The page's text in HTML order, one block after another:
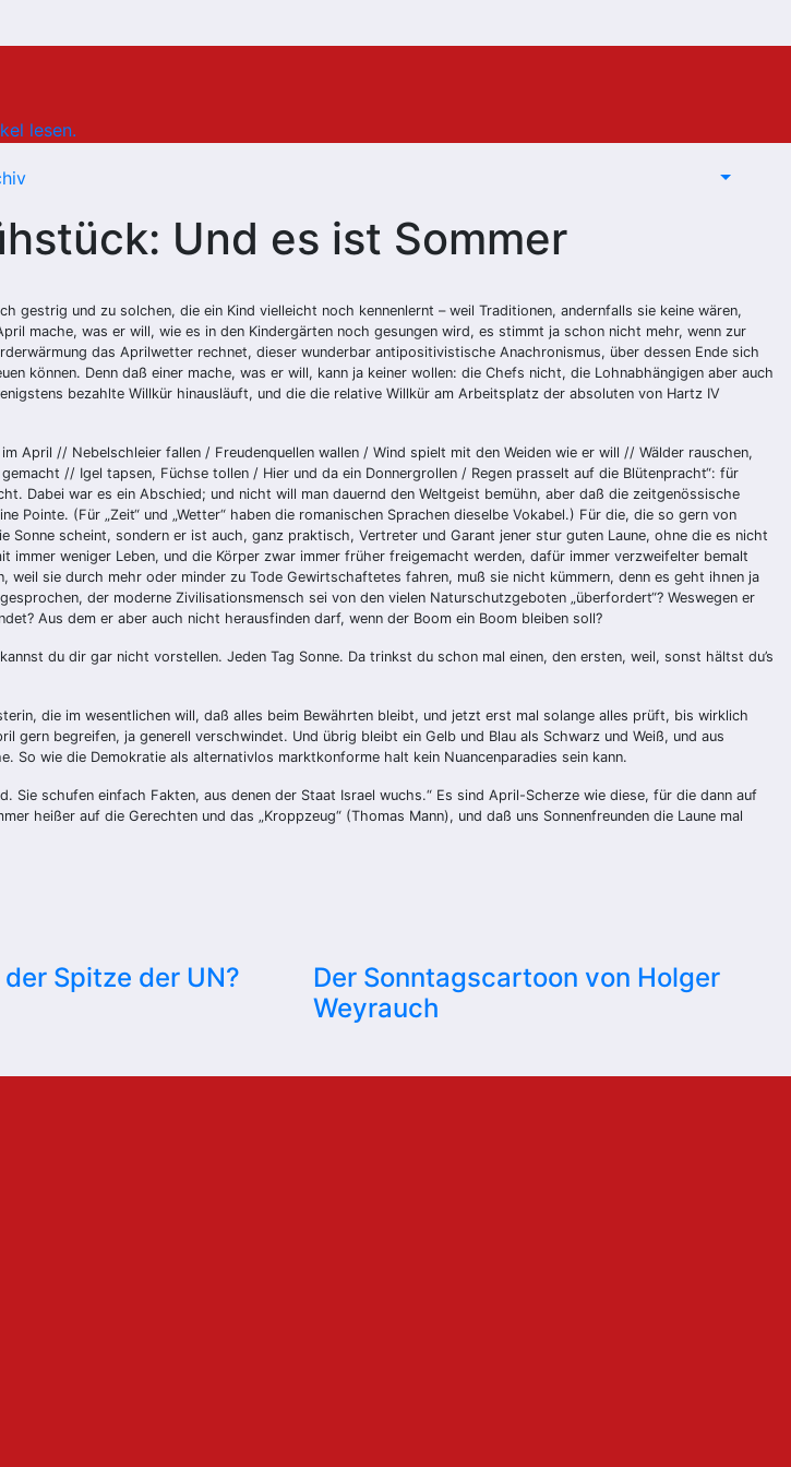
lesen.
Und es ist Sommer
gestrig und zu solchen, die ein Kind vielleicht noch kennenlernt – weil Traditionen, andernfalls sie keine wären,
mache, was er will, wie es in den Kindergärten noch gesungen wird, es stimmt ja schon nicht mehr, wenn zur
das Aprilwetter rechnet, dieser wunderbar antipositivistische Anachronismus, über dessen Ende sich
können. Denn daß einer mache, was er will, kann ja keiner wollen: die Chefs nicht, die Lohnabhängigen aber auch
bezahlte Willkür hinausläuft, und die die relative Willkür am Arbeitsplatz der absoluten von Hartz IV
April // Nebelschleier fallen / Freudenquellen wallen / Wind spielt mit den Weiden wie er will // Wälder rauschen,
// Igel tapsen, Füchse tollen / Hier und da ein Donnergrollen / Regen prasselt auf die Blütenpracht“: für
Dabei war es ein Abschied; und nicht will man dauernd den Weltgeist bemühn, aber daß die zeitgenössische
(Für „Zeit“ und „Wetter“ haben die romanischen Sprachen dieselbe Vokabel.) Für die, die so gern von
scheint, sondern er ist auch, ganz praktisch, Vertreter und Garant jener stur guten Laune, ohne die es nicht
weniger Leben, und die Körper zwar immer früher freigemacht werden, dafür immer verzweifelter bemalt
sie durch mehr oder minder zu Tode Gewirtschaftetes fahren, muß sie nicht kümmern, denn es geht ihnen ja
der moderne Zivilisationsmensch sei von den vielen Naturschutzgeboten „überfordert“? Weswegen er
Aus dem er aber auch nicht herausfinden darf, wenn der Boom ein Boom bleiben soll?
du dir gar nicht vorstellen. Jeden Tag Sonne. Da trinkst du schon mal einen, den ersten, weil, sonst hältst du’s
die im wesentlichen will, daß alles beim Bewährten bleibt, und jetzt erst mal solange alles prüft, bis wirklich
begreifen, ja generell verschwindet. Und übrig bleibt ein Gelb und Blau als Schwarz und Weiß, und aus
So wie die Demokratie als alternativlos marktkonforme halt kein Nuancenparadies sein kann.
Sie schufen einfach Fakten, aus denen der Staat Israel wuchs.“ Es sind April-Scherze wie diese, für die dann auf
heißer auf die Gerechten und das „Kroppzeug“ (Thomas Mann), und daß uns Sonnenfreunden die Laune mal
Spitze der UN?
Der Sonntagscartoon von Holger
Weyrauch